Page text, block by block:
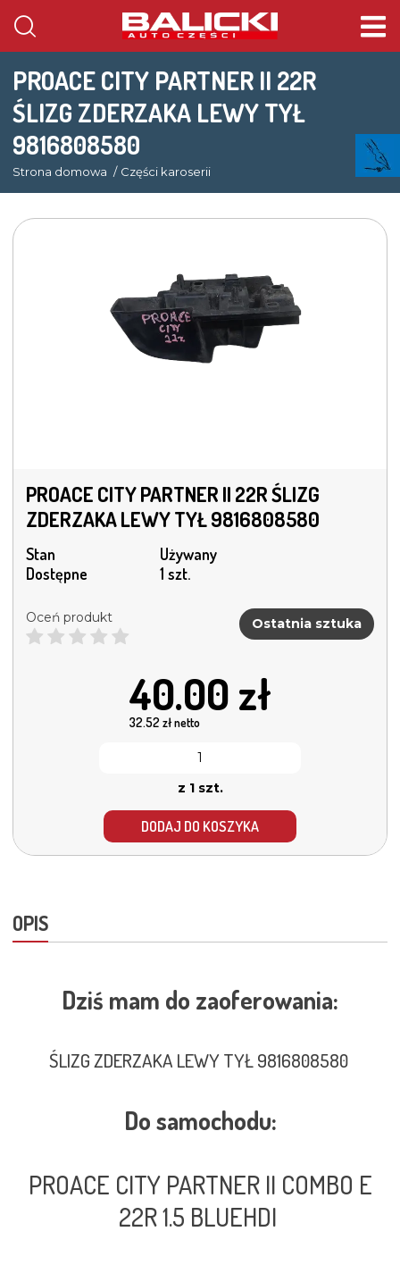
PROACE CITY PARTNER II 22R
ŚLIZG ZDERZAKA LEWY TYŁ
9816808580
Strona domowa Części karoserii
PROACE CITY PARTNER II 22R ŚLIZG
ZDERZAKA LEWY TYŁ 9816808580
Stan
Używany
Dostępne
1 szt.
Oceń produkt Ostatnia sztuka
40.00 zł
32.52 zł netto
z 1 szt.
DODAJ DO KOSZYKA
OPIS
Dziś mam do zaoferowania:
ŚLIZG ZDERZAKA LEWY TYŁ 9816808580
Do samochodu:
PROACE CITY PARTNER II COMBO E
22R 1.5 BLUEHDI